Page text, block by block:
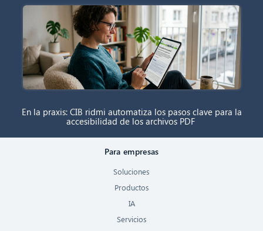
En la praxis: CIB ridmi automatiza los pasos clave para la
accesibilidad de los archivos PDF
Para empresas
Soluciones
Productos
IA
Servicios